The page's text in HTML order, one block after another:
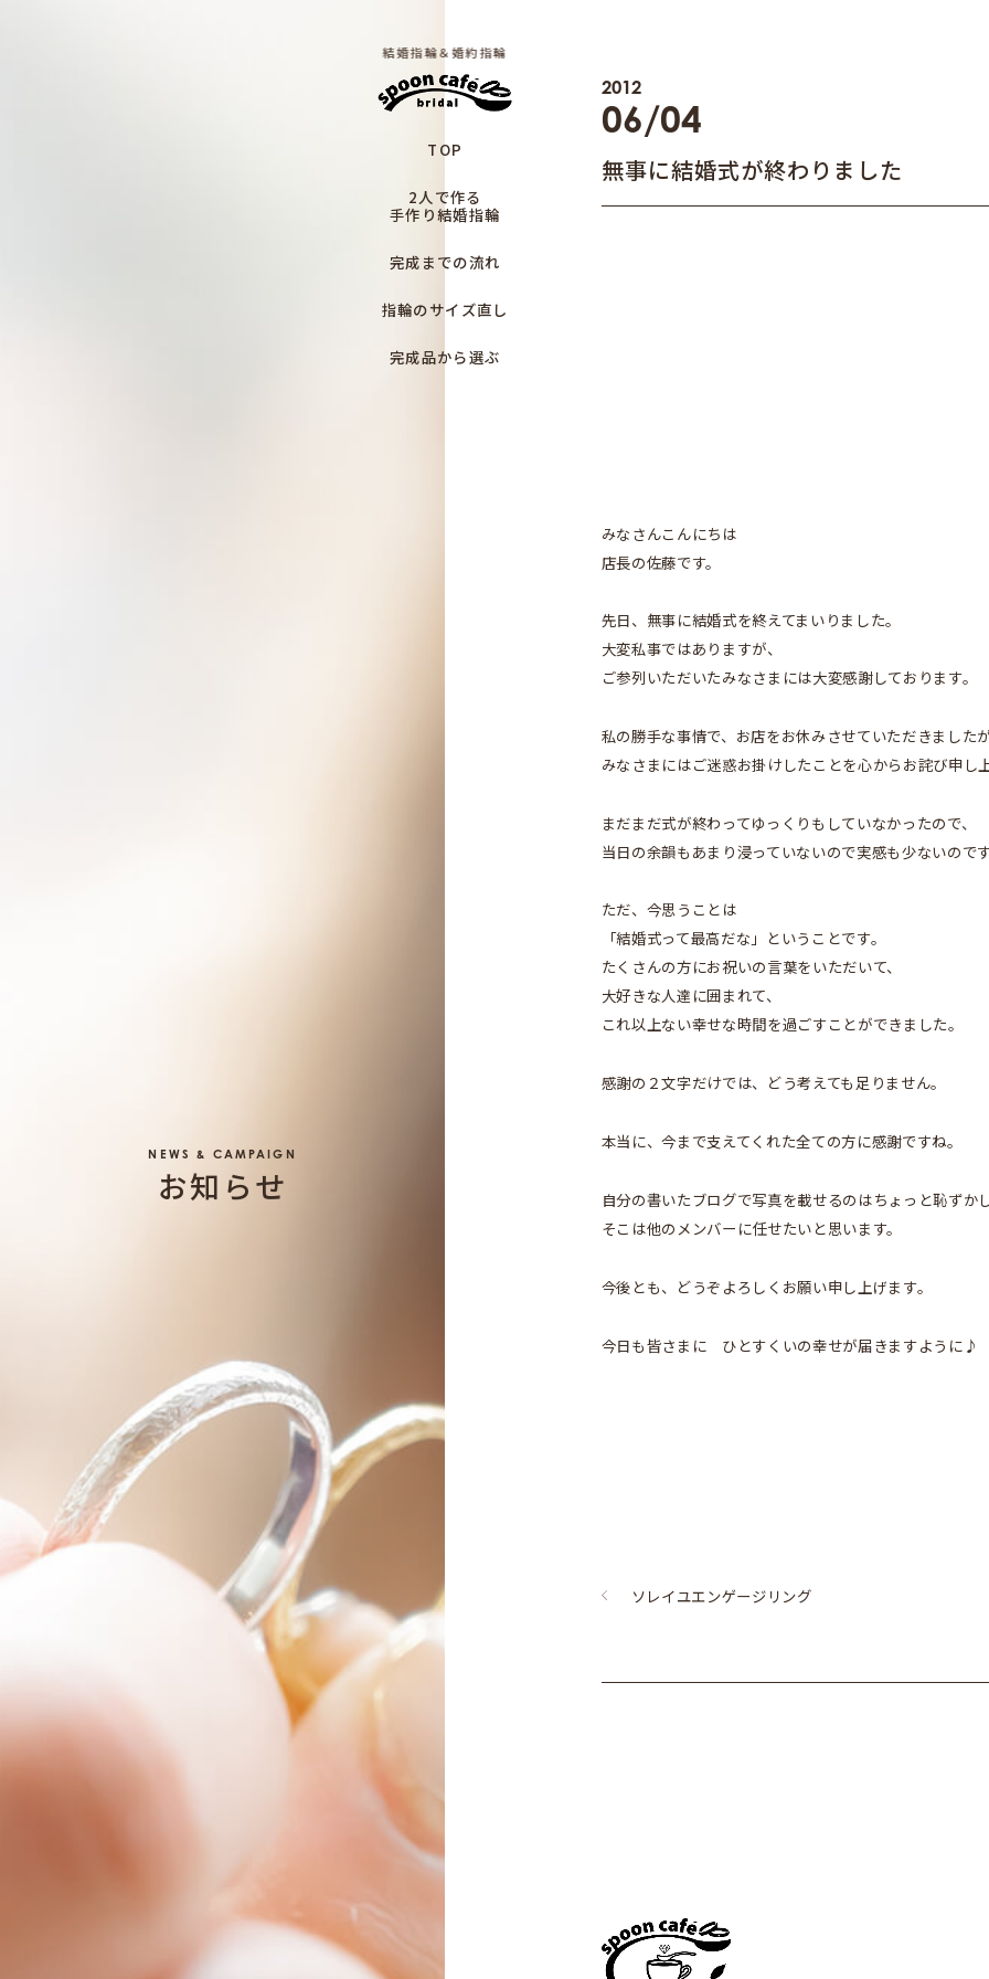
結婚指輪＆婚約指輪
TOP
2人で作る
手作り結婚指輪
完成までの流れ
指輪のサイズ直し
完成品から選ぶ
NEWS & CAMPAIGN
お知らせ
無事に結婚式が終わりました
2012
06/04
みなさんこんにちは
店長の佐藤です。
先日、無事に結婚式を終えてまいりました。
大変私事ではありますが、
ご参列いただいたみなさまには大変感謝しております。
私の勝手な事情で、お店をお休みさせていただきました
みなさまにはご迷惑お掛けしたことを心からお詫び申し
まだまだ式が終わってゆっくりもしていなかったので、
当日の余韻もあまり浸っていないので実感も少ないので
ただ、今思うことは
「結婚式って最高だな」ということです。
たくさんの方にお祝いの言葉をいただいて、
大好きな人達に囲まれて、
これ以上ない幸せな時間を過ごすことができました。
感謝の２文字だけでは、どう考えても足りません。
本当に、今まで支えてくれた全ての方に感謝ですね。
自分の書いたブログで写真を載せるのはちょっと恥ずか
そこは他のメンバーに任せたいと思います。
今後とも、どうぞよろしくお願い申し上げます。
今日も皆さまに ひとすくいの幸せが届きますように♪
ソレイユエンゲージリング